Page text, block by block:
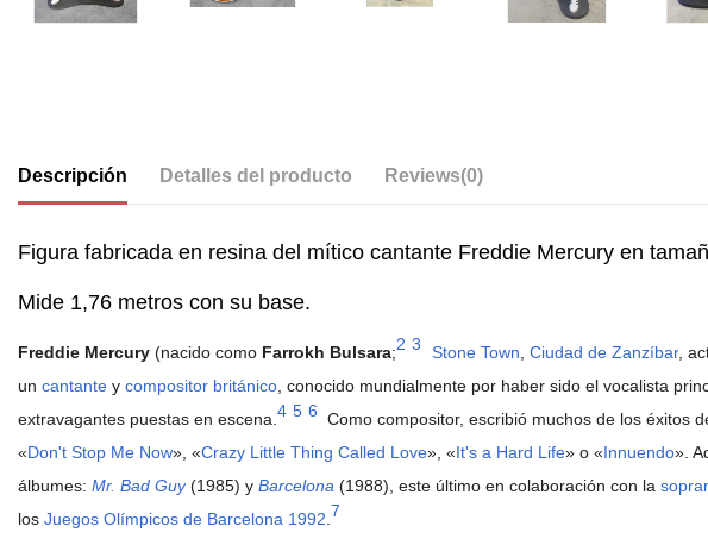
Descripción Detalles del producto Reviews(0)
Figura fabricada en resina del mítico cantante Freddie Mercury en
Mide 1,76 metros con su base.
Freddie Mercury (nacido como Farrokh Bulsara;2 3 Stone Town Ciudad de Zanzíbar,
un cantante y compositor británico , conocido mundialmente por haber sido el vocalista
extravagantes puestas en escena. 4 5 6 Como compositor, escribió muchos de los éxitos
«Don't Stop Me Now», «Crazy Little Thing Called Love», «It's a Hard Life» o «Innuendo».
álbumes: Mr. Bad Guy (1985) y Barcelona (1988), este último en colaboración con la
los Juegos Olímpicos de Barcelona 1992 7